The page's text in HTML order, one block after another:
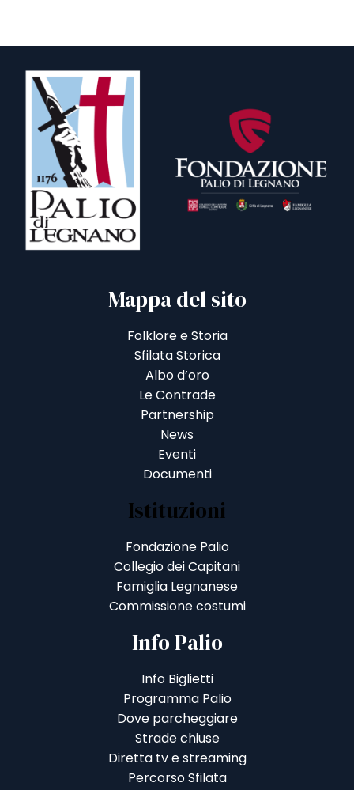
Mappa del sito
Folklore e Storia
Sfilata Storica
Albo d’oro
Le Contrade
Partnership
News
Eventi
Documenti
Istituzioni
Fondazione Palio
Collegio dei Capitani
Famiglia Legnanese
Commissione costumi
Info Palio
Info Biglietti
Programma Palio
Dove parcheggiare
Strade chiuse
Diretta tv e streaming
Percorso Sfilata